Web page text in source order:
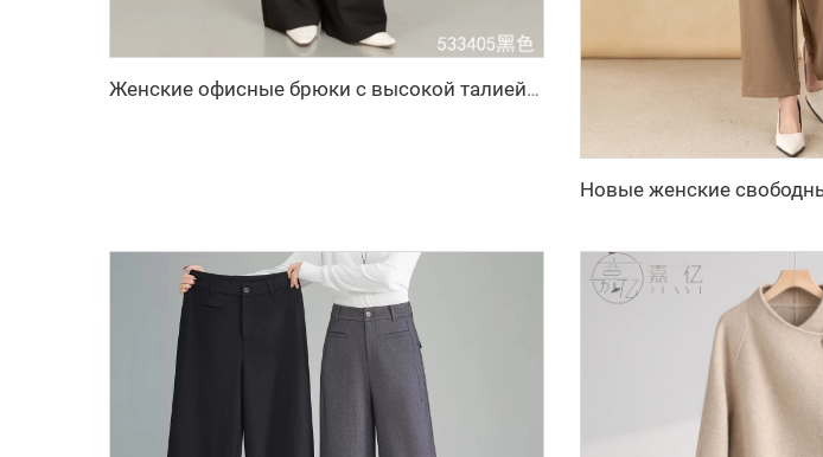
Женские офисные брюки с высокой талией и широкими штанинами на осень/зиму — дышащие однотонные длинные прямые брюки